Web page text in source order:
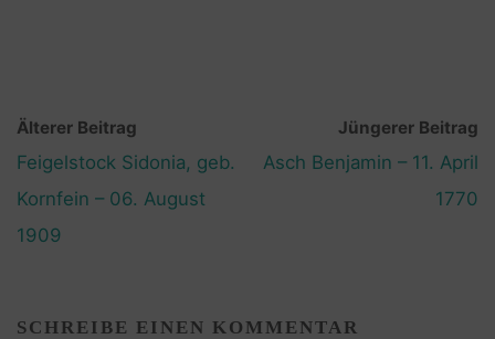
Älterer Beitrag
Feigelstock Sidonia, geb.
Kornfein – 06. August
1909
Jüngerer Beitrag
Asch Benjamin – 11. April
1770
SCHREIBE EINEN KOMMENTAR